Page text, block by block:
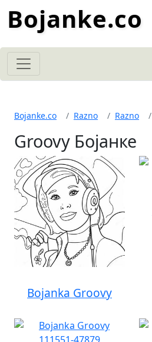
Bojanke.co
Bojanke.co Razno Razno
Groovy Бојанке
Bojanka Groovy